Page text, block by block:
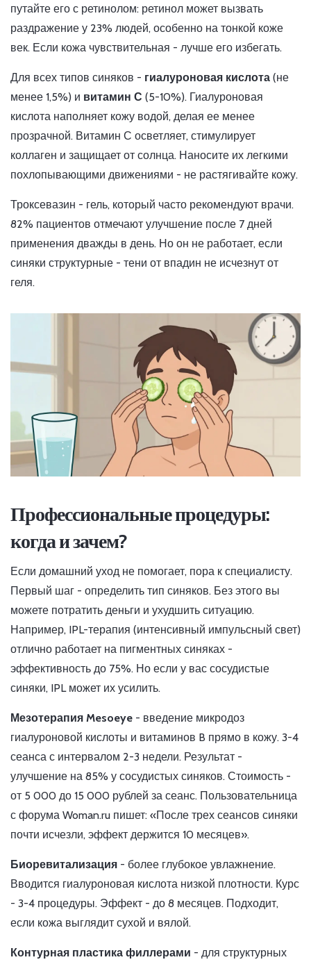
путайте его с ретинолом: ретинол может вызвать
раздражение у 23% людей, особенно на тонкой коже
век. Если кожа чувствительная - лучше его избегать.
Для всех типов синяков - гиалуроновая кислота (не
менее 1,5%) и витамин С (5-10%). Гиалуроновая
кислота наполняет кожу водой, делая ее менее
прозрачной. Витамин С осветляет, стимулирует
коллаген и защищает от солнца. Наносите их легкими
похлопывающими движениями - не растягивайте кожу.
Троксевазин - гель, который часто рекомендуют врачи.
82% пациентов отмечают улучшение после 7 дней
применения дважды в день. Но он не работает, если
синяки структурные - тени от впадин не исчезнут от
геля.
Профессиональные процедуры:
когда и зачем?
Если домашний уход не помогает, пора к специалисту.
Первый шаг - определить тип синяков. Без этого вы
можете потратить деньги и ухудшить ситуацию.
Например, IPL-терапия (интенсивный импульсный свет)
отлично работает на пигментных синяках -
эффективность до 75%. Но если у вас сосудистые
синяки, IPL может их усилить.
Мезотерапия Mesoeye - введение микродоз
гиалуроновой кислоты и витаминов B прямо в кожу. 3-4
сеанса с интервалом 2-3 недели. Результат -
улучшение на 85% у сосудистых синяков. Стоимость -
от 5 000 до 15 000 рублей за сеанс. Пользовательница
с форума Woman.ru пишет: «После трех сеансов синяки
почти исчезли, эффект держится 10 месяцев».
Биоревитализация - более глубокое увлажнение.
Вводится гиалуроновая кислота низкой плотности. Курс
- 3-4 процедуры. Эффект - до 8 месяцев. Подходит,
если кожа выглядит сухой и вялой.
Контурная пластика филлерами - для структурных